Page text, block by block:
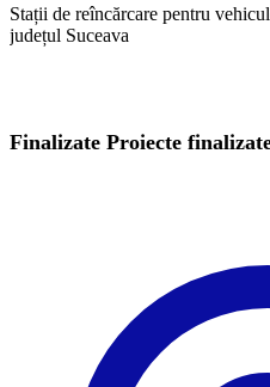
Stații de reîncărcare pentru
județul Suceava
Finalizate Proiecte